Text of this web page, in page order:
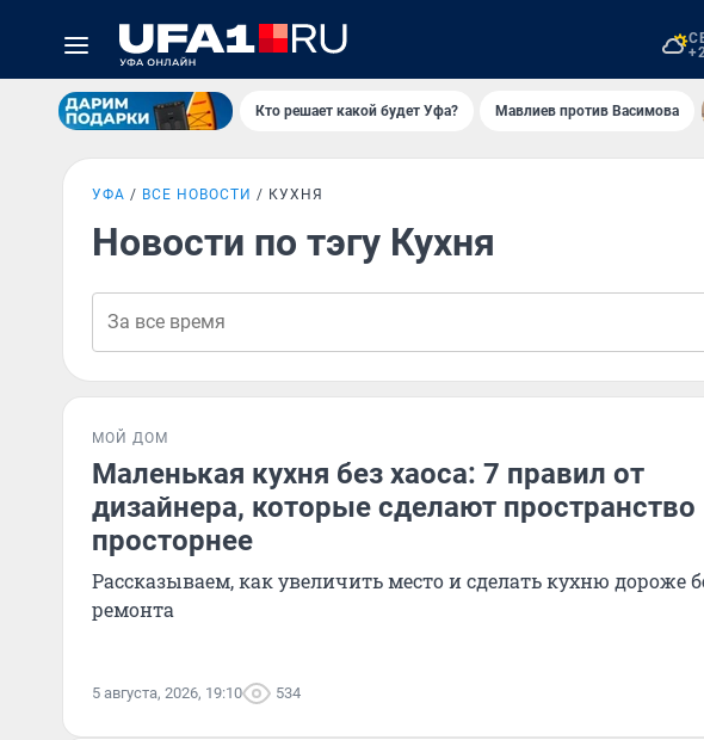
Кто решает какой будет Уфа? Мавлиев против Васимова
УФА ВСЕ НОВОСТИ КУХНЯ
Новости по тэгу Кухня
МОЙ ДОМ
Маленькая кухня без хаоса: 7 правил от
дизайнера, которые сделают пространство
просторнее
Рассказываем, как увеличить место и сделать кухню дороже
ремонта
5 августа, 2026, 19:10 534